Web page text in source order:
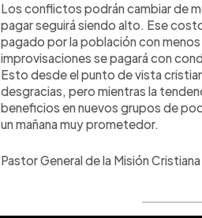
Los conflictos podrán cambiar de
pagar seguirá siendo alto. Ese
pagado por la población con
improvisaciones se pagará con
Esto desde el punto de vista
desgracias, pero mientras la
beneficios en nuevos grupos de
un mañana muy prometedor.
Pastor General de la Misión Cristiana